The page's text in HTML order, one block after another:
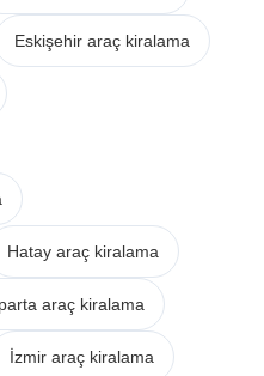
Eskişehir araç kiralama
Hatay araç kiralama
araç kiralama
İzmir araç kiralama